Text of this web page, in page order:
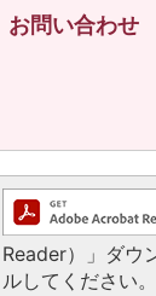
お問い合わせ
Reader）」ダウ
ルしてください。